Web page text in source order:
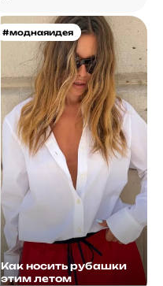
#моднаяидея
Как носить рубашки
этим летом